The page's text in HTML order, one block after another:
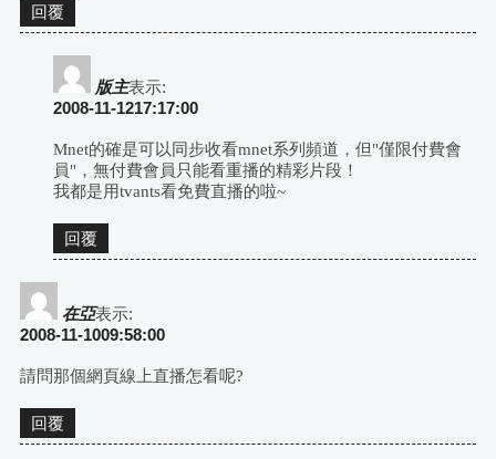
回覆
版主表示:
2008-11-1217:17:00
Mnet的確是可以同步收看mnet系列頻道，但"僅限付費會
員"，無付費會員只能看重播的精彩片段！
我都是用tvants看免費直播的啦~
回覆
在亞表示:
2008-11-1009:58:00
請問那個網頁線上直播怎看呢?
回覆